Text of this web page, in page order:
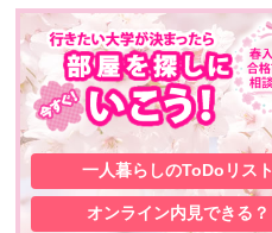
一人暮らしのToDoリスト
オンライン内見できる？